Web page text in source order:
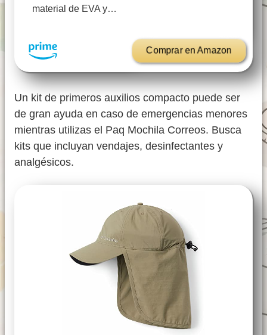
material de EVA y…
Comprar en Amazon
Un kit de primeros auxilios compacto puede ser
de gran ayuda en caso de emergencias menores
mientras utilizas el Paq Mochila Correos. Busca
kits que incluyan vendajes, desinfectantes y
analgésicos.